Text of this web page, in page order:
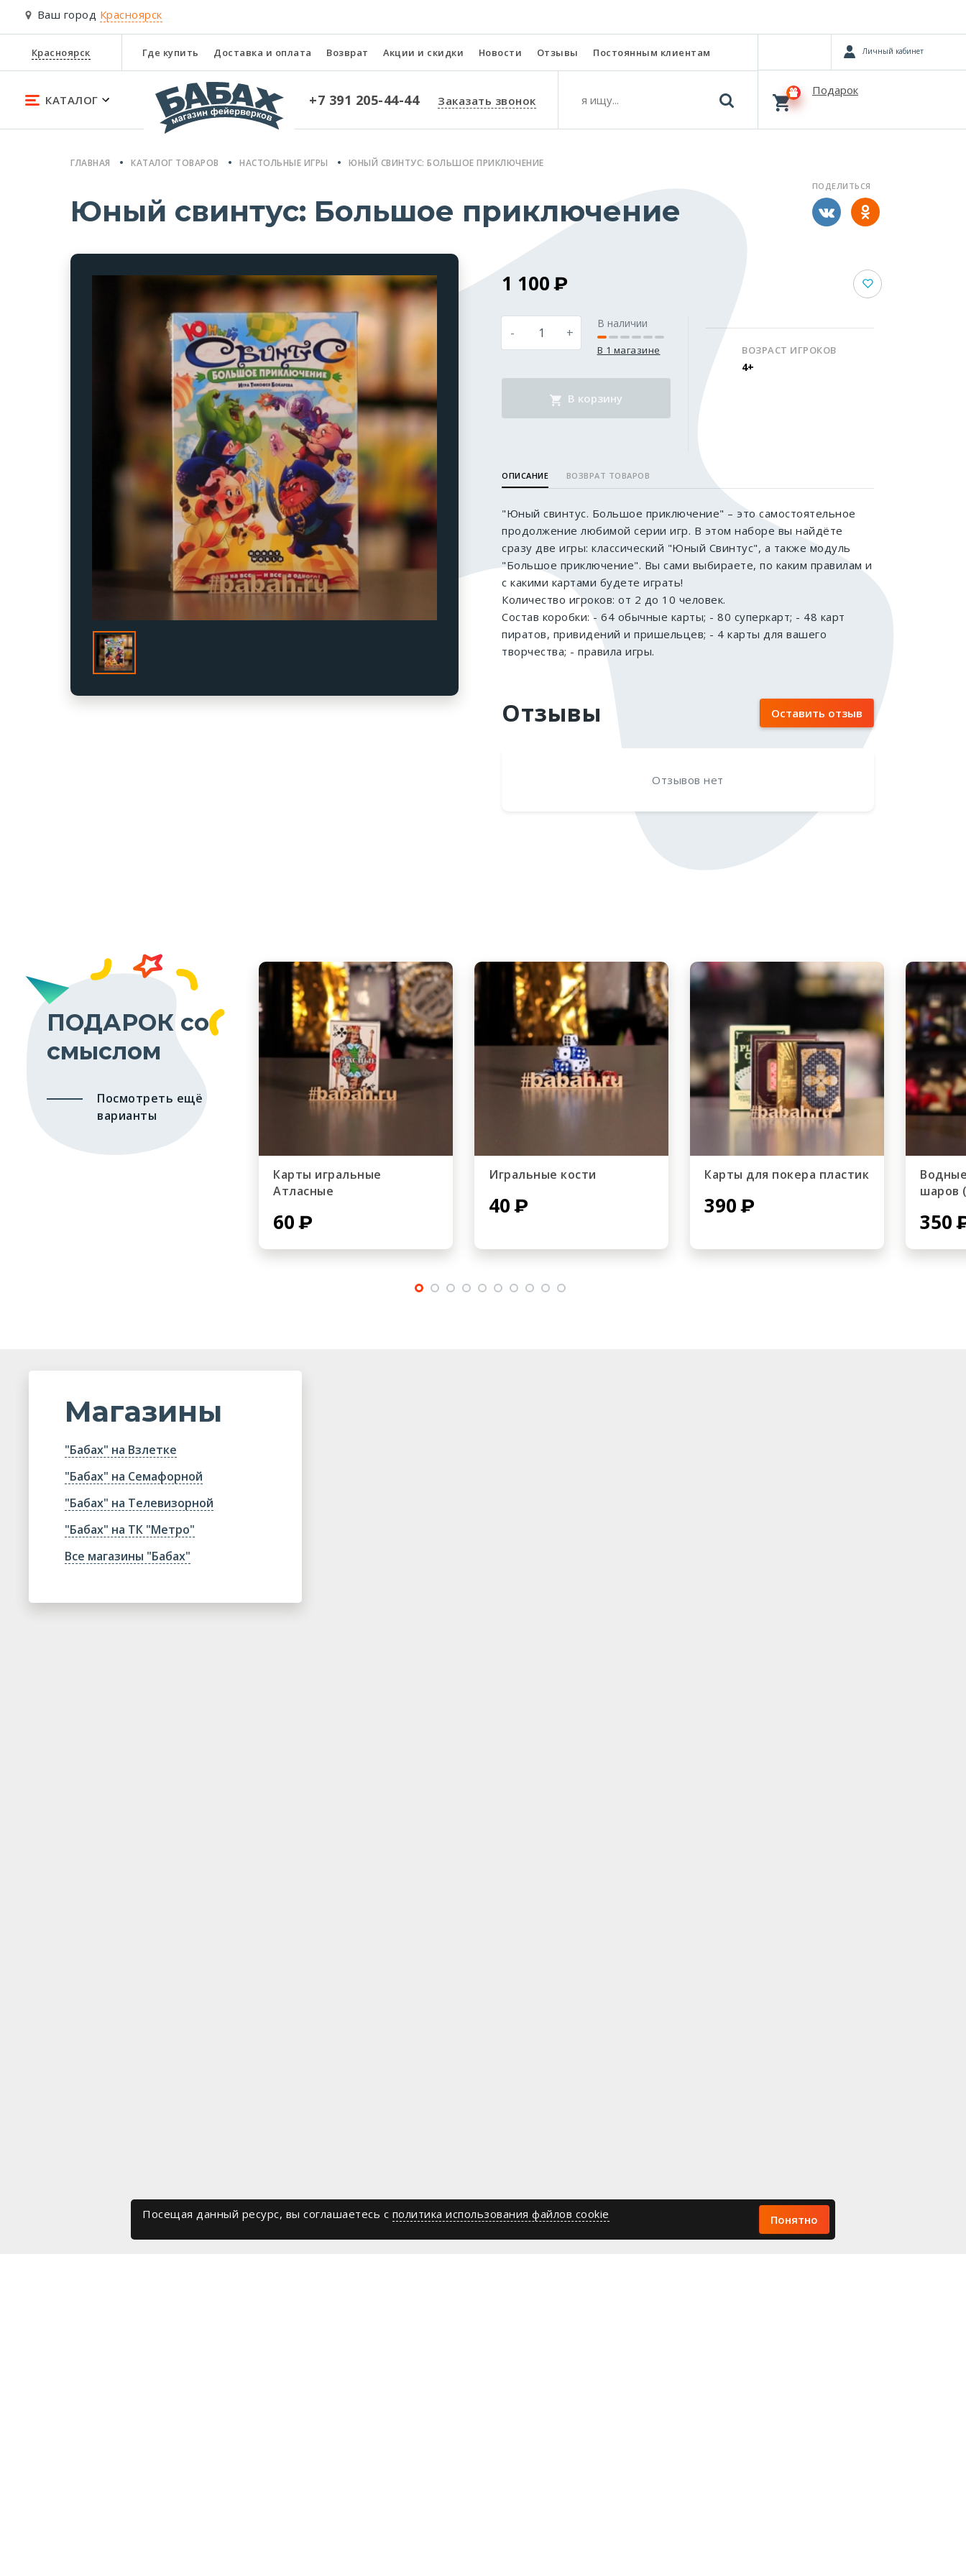
Ваш город Красноярск
Красноярск Где купить Доставка и оплата Возврат Акции и скидки Новости Отзывы Постоянным клиентам
КАТАЛОГ +7 391 205-44-44 Заказать звонок
Личный кабинет
Подарок
ГЛАВНАЯ КАТАЛОГ ТОВАРОВ НАСТОЛЬНЫЕ ИГРЫ ЮНЫЙ СВИНТУС: БОЛЬШОЕ ПРИКЛЮЧЕНИЕ
Юный свинтус: Большое приключение
ПОДЕЛИТЬСЯ
1 100
- +
В наличии
В 1 магазине
В корзину
ВОЗРАСТ ИГРОКОВ
4+
ОПИСАНИЕ ВОЗВРАТ ТОВАРОВ
"Юный свинтус. Большое приключение" – это самостоятельное
продолжение любимой серии игр. В этом наборе вы найдёте
сразу две игры: классический "Юный Свинтус", а также модуль
"Большое приключение". Вы сами выбираете, по каким правилам и
с какими картами будете играть!
Количество игроков: от 2 до 10 человек.
Состав коробки: - 64 обычные карты; - 80 суперкарт; - 48 карт
пиратов, привидений и пришельцев; - 4 карты для вашего
творчества; - правила игры.
Отзывы Оставить отзыв
Отзывов нет
ПОДАРОК со
смыслом
Посмотреть ещё
варианты
Карты игральные
Атласные
60
Игральные кости
40
Карты для покера пластик
390
шаров
350
Магазины
"Бабах" на Взлетке
"Бабах" на Семафорной
"Бабах" на Телевизорной
"Бабах" на ТК "Метро"
Все магазины "Бабах"
Посещая данный ресурс, вы соглашаетесь c политика использования файлов cookie Понятно